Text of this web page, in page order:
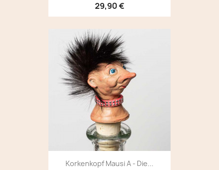
29,90 €
Korkenkopf Mausi A - Die...